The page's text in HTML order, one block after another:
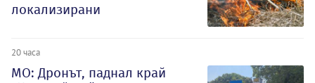
локализирани
20 часа
МО: Дронът, паднал край